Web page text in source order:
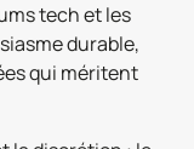
tech et les
durable,
qui méritent